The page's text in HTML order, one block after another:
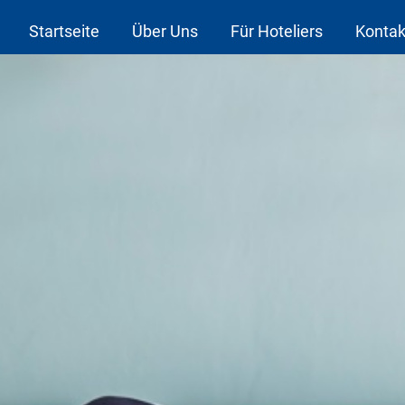
Startseite Über Uns Für Hoteliers